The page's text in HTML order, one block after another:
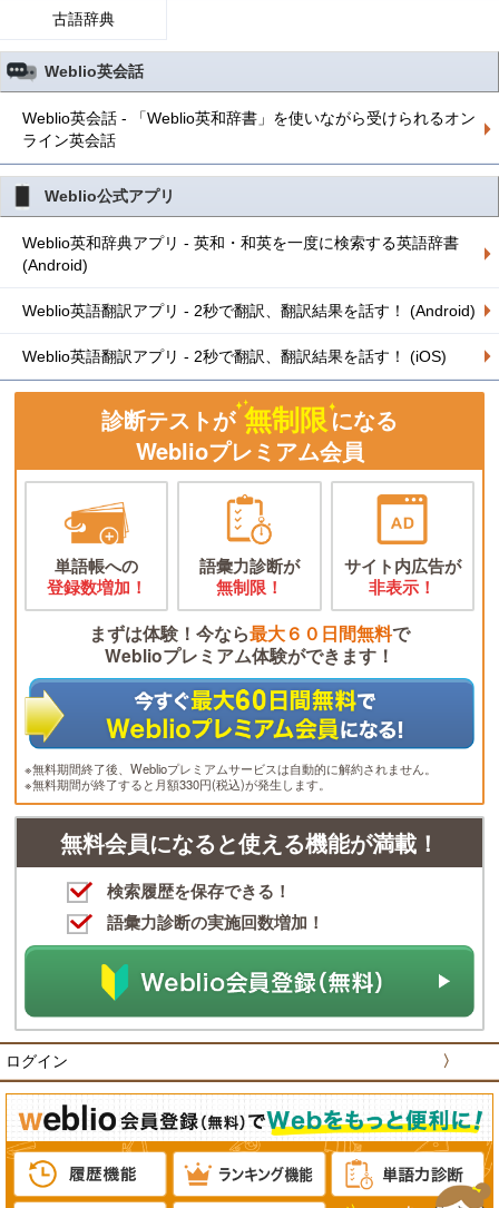
古語辞典
Weblio英会話
Weblio英会話 - 「Weblio英和辞書」を使いながら受けられるオン
ライン英会話
Weblio公式アプリ
Weblio英和辞典アプリ - 英和・和英を一度に検索する英語辞書
(Android)
Weblio英語翻訳アプリ - 2秒で翻訳、翻訳結果を話す！ (Android)
Weblio英語翻訳アプリ - 2秒で翻訳、翻訳結果を話す！ (iOS)
診断テストが 無制限になる
Weblioプレミアム会員
単語帳への
登録数増加！
語彙力診断が
無制限！
サイト内広告が
非表示！
まずは体験！今なら最大６０日間無料で
Weblioプレミアム体験ができます！
※無料期間終了後、Weblioプレミアムサービスは自動的に解約されません。
※無料期間が終了すると月額330円(税込)が発生します。
無料会員になると使える機能が満載！
検索履歴を保存できる！
語彙力診断の実施回数増加！
ログイン 〉